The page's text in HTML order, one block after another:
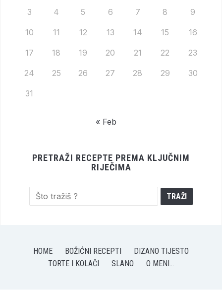
3 4 5 6 7 8 9
10 11 12 13 14 15 16
17 18 19 20 21 22 23
24 25 26 27 28 29 30
31
« Feb
PRETRAŽI RECEPTE PREMA KLJUČNIM
RIJEČIMA
HOME BOŽIĆNI RECEPTI
DIZANO TIJESTO
TORTE I KOLAČI
SLANO O MENI…